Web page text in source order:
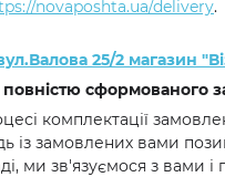
novaposhta.ua/delivery.
25/2 магазин
сформованого
комплектації
із замовлених вами
ми зв'язуємося з вами і